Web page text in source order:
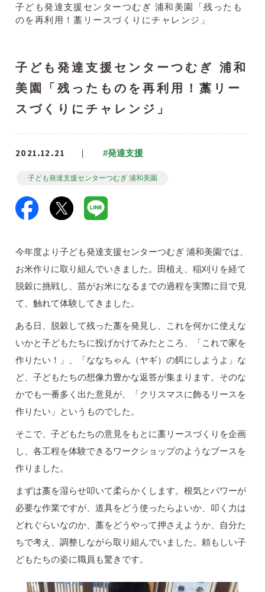
子ども発達支援センターつむぎ 浦和美園「残ったも
のを再利用！藁リースづくりにチャレンジ」
子ども発達支援センターつむぎ 浦和
美園「残ったものを再利用！藁リー
スづくりにチャレンジ」
2021.12.21 #発達支援
子ども発達支援センターつむぎ 浦和美園
今年度より子ども発達支援センターつむぎ 浦和美園では、
お米作りに取り組んでいきました。田植え、稲刈りを経て
脱穀に挑戦し、苗がお米になるまでの過程を実際に目で見
て、触れて体験してきました。
ある日、脱穀して残った藁を発見し、これを何かに使えな
いかと子どもたちに投げかけてみたところ、「これで家を
作りたい！」、「ななちゃん（ヤギ）の餌にしようよ」な
ど、子どもたちの想像力豊かな返答が集まります。そのな
かでも一番多く出た意見が、「クリスマスに飾るリースを
作りたい」というものでした。
そこで、子どもたちの意見をもとに藁リースづくりを企画
し、各工程を体験できるワークショップのようなブースを
作りました。
まずは藁を湿らせ叩いて柔らかくします。根気とパワーが
必要な作業ですが、道具をどう使ったらよいか、叩く力は
どれぐらいなのか、藁をどうやって押さえようか、自分た
ちで考え、調整しながら取り組んでいました。頼もしい子
どもたちの姿に職員も驚きです。